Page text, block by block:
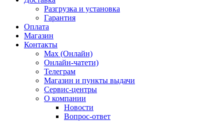
Разгрузка и установка
Гарантия
Оплата
Магазин
Контакты
Max (Онлайн)
Онлайн-чатети)
Телеграм
Магазин и пункты выдачи
Сервис-центры
О компании
Новости
Вопрос-ответ